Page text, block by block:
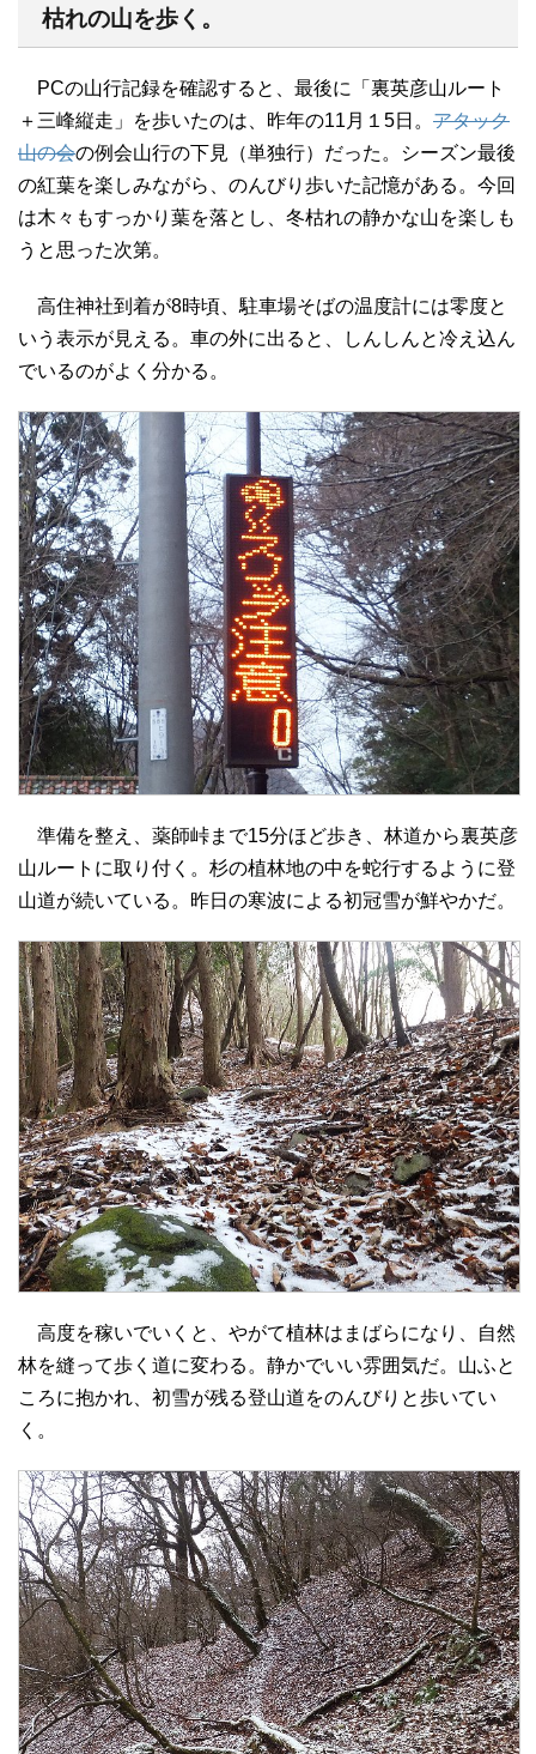
枯れの山を歩く。
PCの山行記録を確認すると、最後に「裏英彦山ルート
＋三峰縦走」を歩いたのは、昨年の11月１5日。 アタック
山の会の例会山行の下見（単独行）だった。シーズン最後
の紅葉を楽しみながら、のんびり歩いた記憶がある。今回
は木々もすっかり葉を落とし、冬枯れの静かな山を楽しも
うと思った次第。
高住神社到着が8時頃、駐車場そばの温度計には零度と
いう表示が見える。車の外に出ると、しんしんと冷え込ん
でいるのがよく分かる。
準備を整え、薬師峠まで15分ほど歩き、林道から裏英彦
山ルートに取り付く。杉の植林地の中を蛇行するように登
山道が続いている。昨日の寒波による初冠雪が鮮やかだ。
高度を稼いでいくと、やがて植林はまばらになり、自然
林を縫って歩く道に変わる。静かでいい雰囲気だ。山ふと
ころに抱かれ、初雪が残る登山道をのんびりと歩いてい
く。